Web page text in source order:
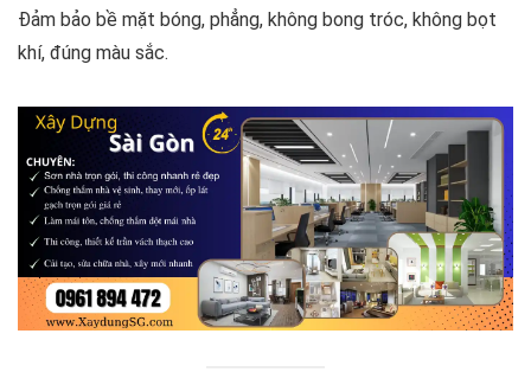
Đảm bảo bề mặt bóng, phẳng, không bong tróc, không bọt
khí, đúng màu sắc.